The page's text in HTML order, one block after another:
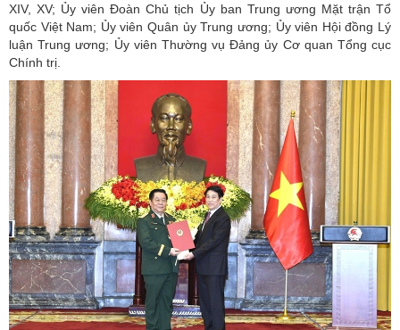
XIV, XV; Ủy viên Đoàn Chủ tịch Ủy ban Trung ương Mặt trận Tổ
quốc Việt Nam; Ủy viên Quân ủy Trung ương; Ủy viên Hội đồng Lý
luận Trung ương; Ủy viên Thường vụ Đảng ủy Cơ quan Tổng cục
Chính trị